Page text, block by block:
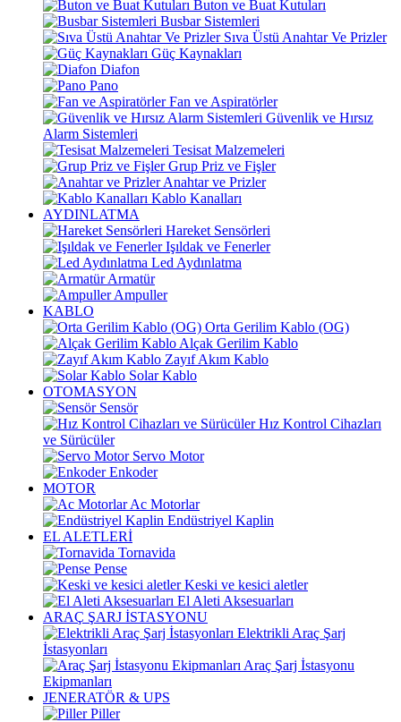
Buton ve Buat Kutuları
Busbar Sistemleri
Sıva Üstü Anahtar Ve Prizler
Güç Kaynakları
Diafon
Pano
Fan ve Aspiratörler
Güvenlik ve Hırsız
Alarm Sistemleri
Tesisat Malzemeleri
Grup Priz ve Fişler
Anahtar ve Prizler
Kablo Kanalları
AYDINLATMA
Hareket Sensörleri
Işıldak ve Fenerler
Led Aydınlatma
Armatür
Ampuller
KABLO
Orta Gerilim Kablo (OG)
Alçak Gerilim Kablo
Zayıf Akım Kablo
Solar Kablo
OTOMASYON
Sensör
Hız Kontrol Cihazları
ve Sürücüler
Servo Motor
Enkoder
MOTOR
Ac Motorlar
Endüstriyel Kaplin
EL ALETLERİ
Tornavida
Pense
Keski ve kesici aletler
El Aleti Aksesuarları
ARAÇ ŞARJ İSTASYONU
Elektrikli Araç Şarj
İstasyonları
Araç Şarj İstasyonu
Ekipmanları
JENERATÖR & UPS
Piller